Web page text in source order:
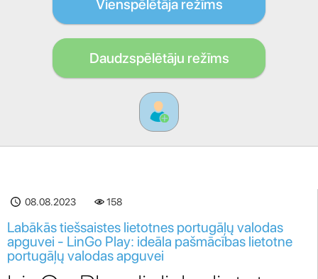
Vienspēlētāja režīms
Daudzspēlētāju režīms
08.08.2023 158
Labākās tiešsaistes lietotnes portugāļų valodas
apguvei - LinGo Play: ideāla pašmācības lietotne
portugāļų valodas apguvei